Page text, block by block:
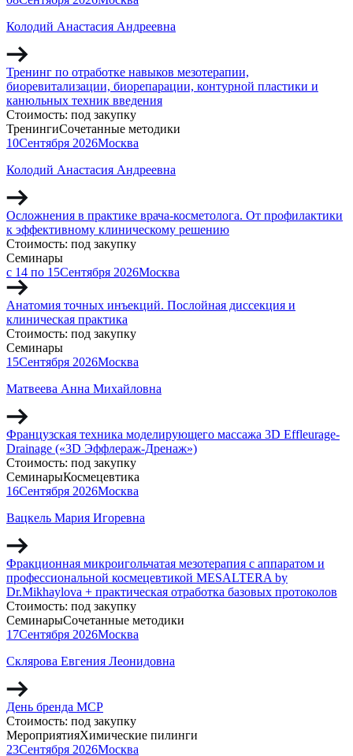
Колодий Анастасия Андреевна
Тренинг по отработке навыков мезотерапии,
биоревитализации, биорепарации, контурной пластики и
канюльных техник введения
Стоимость: под закупку
ТренингиСочетанные методики
10Сентября 2026Москва
Колодий Анастасия Андреевна
Осложнения в практике врача-косметолога. От профилактики
к эффективному клиническому решению
Стоимость: под закупку
Семинары
с 14 по 15Сентября 2026Москва
Анатомия точных инъекций. Послойная диссекция и
клиническая практика
Стоимость: под закупку
Семинары
15Сентября 2026Москва
Матвеева Анна Михайловна
Французская техника моделирующего массажа 3D Effleurage-
Drainage («3D Эффлераж-Дренаж»)
Стоимость: под закупку
СеминарыКосмецевтика
16Сентября 2026Москва
Вацкель Мария Игоревна
Фракционная микроигольчатая мезотерапия с аппаратом и
профессиональной космецевтикой MESALTERA by
Dr.Mikhaylova + практическая отработка базовых протоколов
Стоимость: под закупку
СеминарыСочетанные методики
17Сентября 2026Москва
Склярова Евгения Леонидовна
День бренда MCP
Стоимость: под закупку
МероприятияХимические пилинги
23Сентября 2026Москва